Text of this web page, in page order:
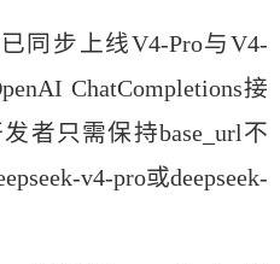
同步上线V4-Pro与V4-
ChatCompletions接
者只需保持base_url不
v4-pro或deepseek-